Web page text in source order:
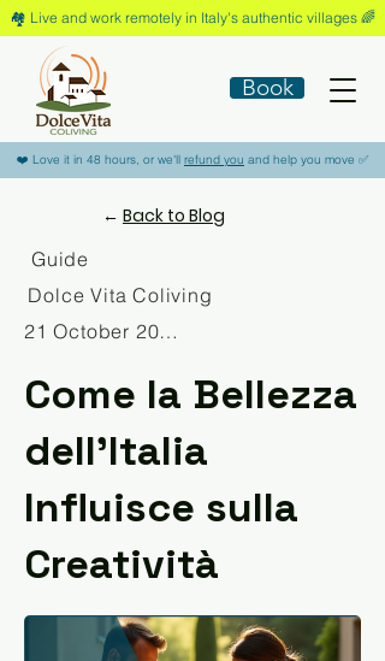
🏘️​ Live and work remotely in Italy's authentic villages 🌈​
Book
​❤️​ Love it in 48 hours, or we'll refund you and help you move ​✅​
← Back to Blog
Guide
Dolce Vita Coliving
21 October 2025
Come la Bellezza
dell'Italia
Influisce sulla
Creatività